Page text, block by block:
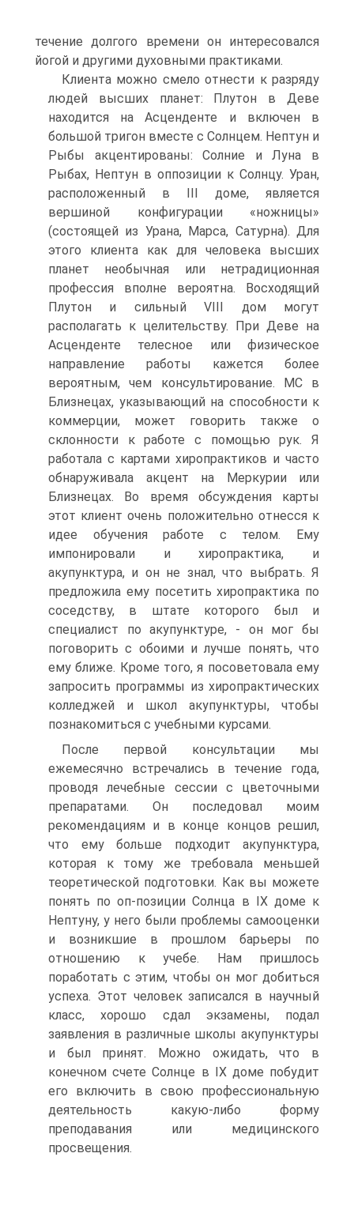
течение долгого времени он интересовался
йогой и другими духовными практиками.
Клиента можно смело отнести к разряду
людей высших планет: Плутон в Деве
находится на Асценденте и включен в
большой тригон вместе с Солнцем. Нептун и
Рыбы акцентированы: Солние и Луна в
Рыбах, Нептун в оппозиции к Солнцу. Уран,
расположенный в III доме, является
вершиной конфигурации «ножницы»
(состоящей из Урана, Марса, Сатурна). Для
этого клиента как для человека высших
планет необычная или нетрадиционная
профессия вполне вероятна. Восходящий
Плутон и сильный VIII дом могут
располагать к целительству. При Деве на
Асценденте телесное или физическое
направление работы кажется более
вероятным, чем консультирование. МС в
Близнецах, указывающий на способности к
коммерции, может говорить также о
склонности к работе с помощью рук. Я
работала с картами хиропрактиков и часто
обнаруживала акцент на Меркурии или
Близнецах. Во время обсуждения карты
этот клиент очень положительно отнесся к
идее обучения работе с телом. Ему
импонировали и хиропрактика, и
акупунктура, и он не знал, что выбрать. Я
предложила ему посетить хиропрактика по
соседству, в штате которого был и
специалист по акупунктуре, - он мог бы
поговорить с обоими и лучше понять, что
ему ближе. Кроме того, я посоветовала ему
запросить программы из хиропрактических
колледжей и школ акупунктуры, чтобы
познакомиться с учебными курсами.
После первой консультации мы
ежемесячно встречались в течение года,
проводя лечебные сессии с цветочными
препаратами. Он последовал моим
рекомендациям и в конце концов решил,
что ему больше подходит акупунктура,
которая к тому же требовала меньшей
теоретической подготовки. Как вы можете
понять по оп-позиции Солнца в IX доме к
Нептуну, у него были проблемы самооценки
и возникшие в прошлом барьеры по
отношению к учебе. Нам пришлось
поработать с этим, чтобы он мог добиться
успеха. Этот человек записался в научный
класс, хорошо сдал экзамены, подал
заявления в различные школы акупунктуры
и был принят. Можно ожидать, что в
конечном счете Солнце в IX доме побудит
его включить в свою профессиональную
деятельность какую-либо форму
преподавания или медицинского
просвещения.